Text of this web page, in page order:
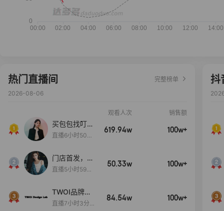
热门直播间
完整榜单
2026-08-06
观看人次 销售额
买包包找叮
当,一折购！
直播6小时50分
619.94w 100w+
门店首发，秋
款大上新！！
直播5小时59分
50.33w 100w+
TWOI品牌直
播间新款上
直播7小时3分5
84.54w 100w+
抖